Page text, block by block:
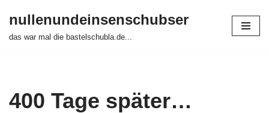
Zum
nullenundeinsenschubser
das war mal die bastelschubla.de...
400 Tage später…